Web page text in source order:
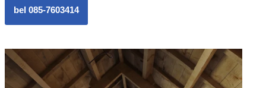
bel 085-7603414